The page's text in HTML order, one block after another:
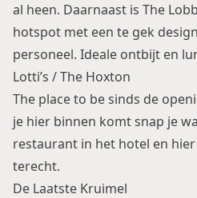
al heen. Daarnaast is The
hotspot met een te gek
personeel. Ideale ontbijt en
Lotti’s / The Hoxton
The place to be sinds de
je hier binnen komt snap je
restaurant in het hotel en
terecht.
De Laatste Kruimel